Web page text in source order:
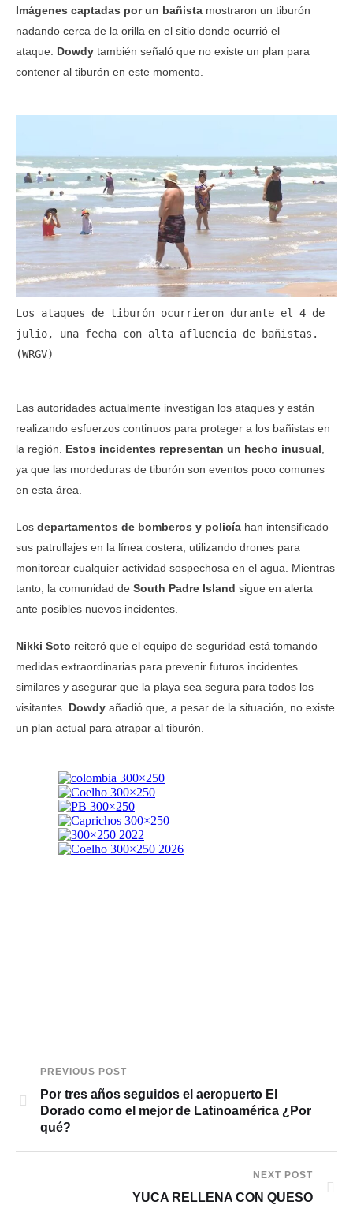
Imágenes captadas por un bañista mostraron un tiburón
nadando cerca de la orilla en el sitio donde ocurrió el
ataque. Dowdy también señaló que no existe un plan para
contener al tiburón en este momento.
Los ataques de tiburón ocurrieron durante el 4 de
julio, una fecha con alta afluencia de bañistas.
(WRGV)
Las autoridades actualmente investigan los ataques y están
realizando esfuerzos continuos para proteger a los bañistas en
la región. Estos incidentes representan un hecho inusual
ya que las mordeduras de tiburón son eventos poco comunes
en esta área.
Los departamentos de bomberos y policía han intensificado
sus patrullajes en la línea costera, utilizando drones para
monitorear cualquier actividad sospechosa en el agua. Mientras
tanto, la comunidad de South Padre Island sigue en alerta
ante posibles nuevos incidentes.
Nikki Soto reiteró que el equipo de seguridad está tomando
medidas extraordinarias para prevenir futuros incidentes
similares y asegurar que la playa sea segura para todos los
visitantes. Dowdy añadió que, a pesar de la situación, no existe
un plan actual para atrapar al tiburón.
PREVIOUS POST
Por tres años seguidos el aeropuerto El
Dorado como el mejor de Latinoamérica ¿Por
qué?
NEXT POST
YUCA RELLENA CON QUESO